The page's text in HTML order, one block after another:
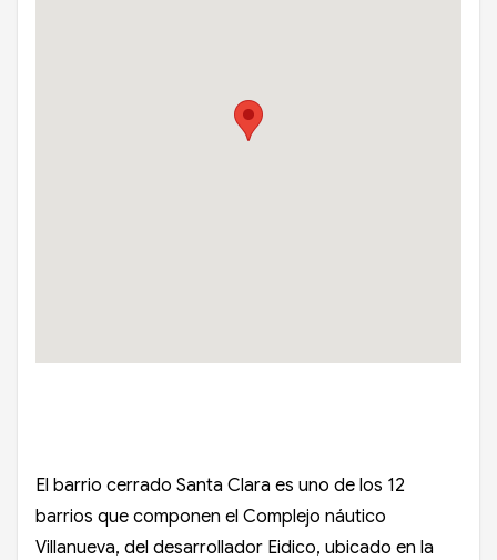
El barrio cerrado Santa Clara es uno de los 12
barrios que componen el Complejo náutico
Villanueva, del desarrollador Eidico, ubicado en la